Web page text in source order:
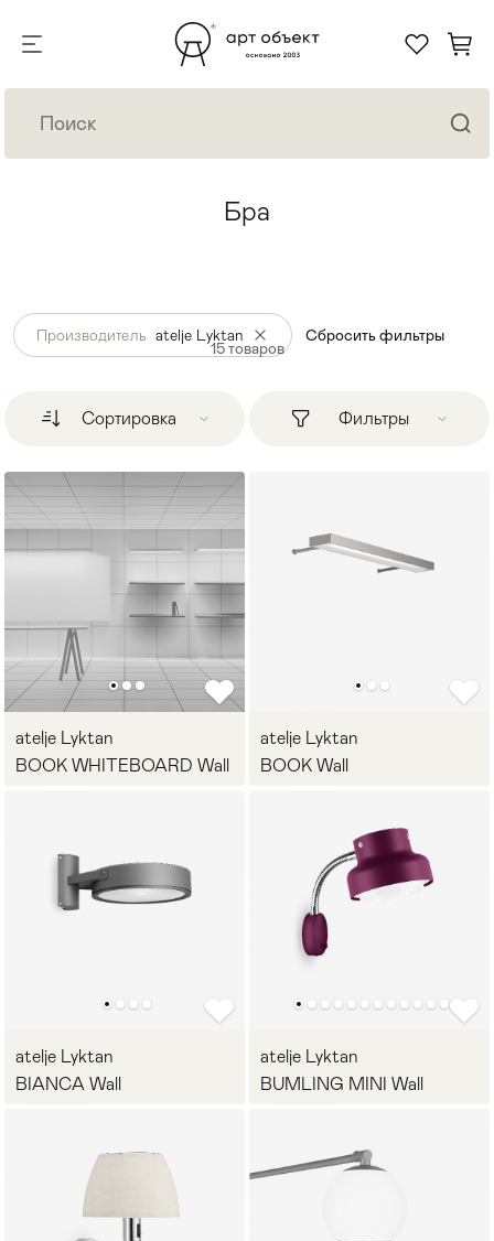
Мягкая мебель >
Кровати
Хранение
Бра
Производитель atelje Lyktan Сбросить фильтры
15товаров
Сортировка Фильтры
atelje Lyktan
BOOK WHITEBOARD Wall
atelje Lyktan
BOOK Wall
atelje Lyktan
BIANCA Wall
atelje Lyktan
BUMLING MINI Wall